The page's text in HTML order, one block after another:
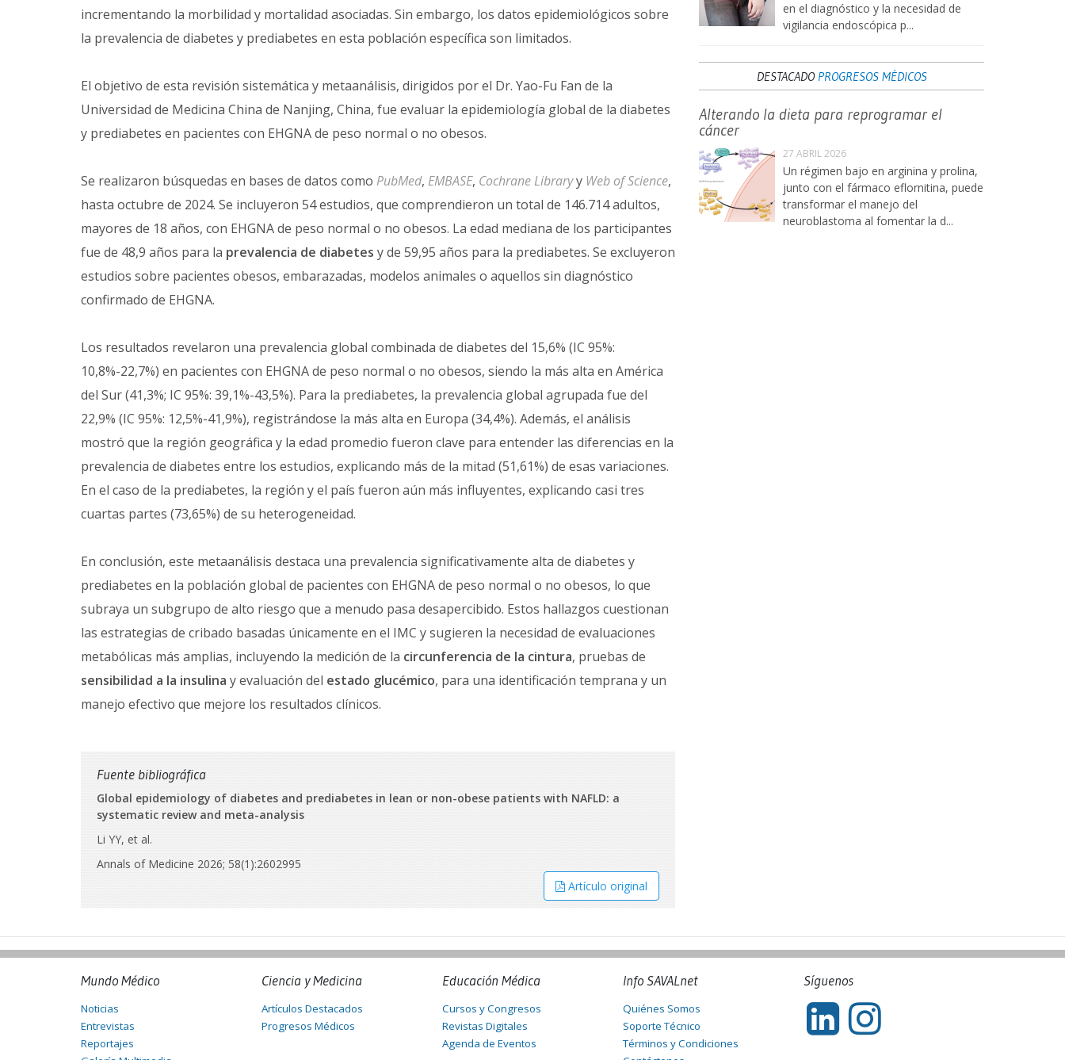
incrementando la morbilidad y mortalidad asociadas. Sin embargo, los datos epidemiológicos sobre
la prevalencia de diabetes y prediabetes en esta población específica son limitados.
El objetivo de esta revisión sistemática y metaanálisis, dirigidos por el Dr. Yao-Fu Fan de la
Universidad de Medicina China de Nanjing, China, fue evaluar la epidemiología global de la diabetes
y prediabetes en pacientes con EHGNA de peso normal o no obesos.
Se realizaron búsquedas en bases de datos como PubMed, EMBASE, Cochrane Libraryy Web of Science,
hasta octubre de 2024. Se incluyeron 54 estudios, que comprendieron un total de 146.714 adultos,
mayores de 18 años, con EHGNA de peso normal o no obesos. La edad mediana de los participantes
fue de 48,9 años para la prevalencia de diabetes y de 59,95 años para la prediabetes. Se excluyeron
estudios sobre pacientes obesos, embarazadas, modelos animales o aquellos sin diagnóstico
confirmado de EHGNA.
Los resultados revelaron una prevalencia global combinada de diabetes del 15,6% (IC 95%:
10,8%-22,7%) en pacientes con EHGNA de peso normal o no obesos, siendo la más alta en América
del Sur (41,3%; IC 95%: 39,1%-43,5%). Para la prediabetes, la prevalencia global agrupada fue del
22,9% (IC 95%: 12,5%-41,9%), registrándose la más alta en Europa (34,4%). Además, el análisis
mostró que la región geográfica y la edad promedio fueron clave para entender las diferencias en la
prevalencia de diabetes entre los estudios, explicando más de la mitad (51,61%) de esas variaciones.
En el caso de la prediabetes, la región y el país fueron aún más influyentes, explicando casi tres
cuartas partes (73,65%) de su heterogeneidad.
En conclusión, este metaanálisis destaca una prevalencia significativamente alta de diabetes y
prediabetes en la población global de pacientes con EHGNA de peso normal o no obesos, lo que
subraya un subgrupo de alto riesgo que a menudo pasa desapercibido. Estos hallazgos cuestionan
las estrategias de cribado basadas únicamente en el IMC y sugieren la necesidad de evaluaciones
metabólicas más amplias, incluyendo la medición de la circunferencia de la cintura, pruebas de
sensibilidad a la insulina y evaluación del estado glucémico, para una identificación temprana y un
manejo efectivo que mejore los resultados clínicos.
Fuente bibliográfica
Global epidemiology of diabetes and prediabetes in lean or non-obese patients with NAFLD: a
systematic review and meta-analysis
Li YY, et al.
Annals of Medicine 2026; 58(1):2602995
Artículo original
en el diagnóstico y la necesidad de
vigilancia endoscópica p...
DESTACADO PROGRESOS MÉDICOS
Alterando la dieta para reprogramar el
cáncer
27 ABRIL 2026
Un régimen bajo en arginina y prolina,
junto con el fármaco eflornitina, puede
transformar el manejo del
neuroblastoma al fomentar la d...
Mundo Médico
Noticias
Entrevistas
Reportajes
Ciencia y Medicina
Artículos Destacados
Progresos Médicos
Educación Médica
Cursos y Congresos
Revistas Digitales
Agenda de Eventos
Info SAVALnet
Quiénes Somos
Soporte Técnico
Términos y Condiciones
Síguenos